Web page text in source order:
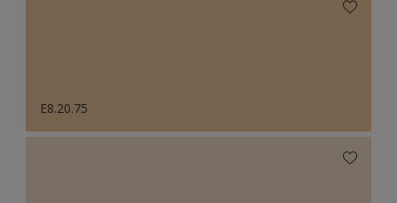
E8.20.75